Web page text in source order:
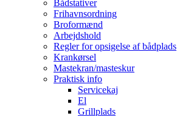
Bådstativer
Frihavnsordning
Broformænd
Arbejdshold
Regler for opsigelse af bådplads
Krankørsel
Mastekran/masteskur
Praktisk info
Servicekaj
El
Grillplads